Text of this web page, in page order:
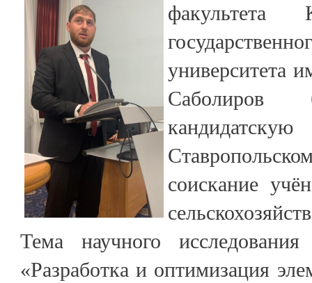
факультета
университета
Саболиров
соискание
Тема научного
«Разработка и оптимизация